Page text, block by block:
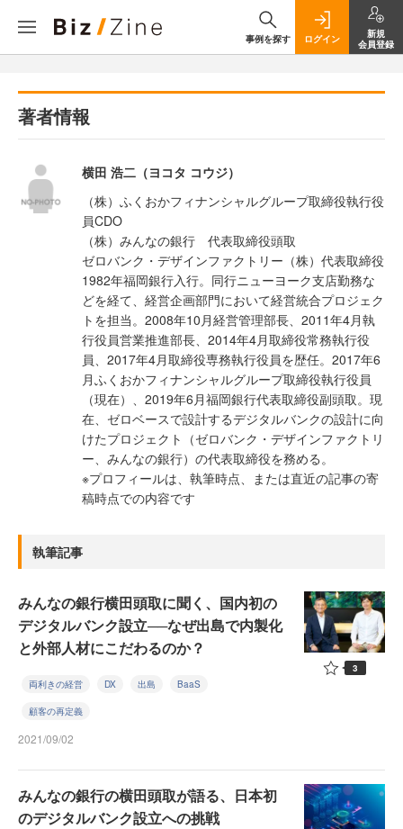
事例を探す ログイン
新規
会員登録
著者情報
横田 浩二（ヨコタ コウジ）
（株）ふくおかフィナンシャルグループ取締役執行役
員CDO
（株）みんなの銀行 代表取締役頭取
ゼロバンク・デザインファクトリー（株）代表取締役
1982年福岡銀行入行。同行ニューヨーク支店勤務な
どを経て、経営企画部門において経営統合プロジェク
トを担当。2008年10月経営管理部長、2011年4月執
行役員営業推進部長、2014年4月取締役常務執行役
員、2017年4月取締役専務執行役員を歴任。2017年6
月ふくおかフィナンシャルグループ取締役執行役員
（現在）、2019年6月福岡銀行代表取締役副頭取。現
在、ゼロベースで設計するデジタルバンクの設計に向
けたプロジェクト（ゼロバンク・デザインファクトリ
ー、みんなの銀行）の代表取締役を務める。
※プロフィールは、執筆時点、または直近の記事の寄
稿時点での内容です
執筆記事
みんなの銀行横田頭取に聞く、国内初の
デジタルバンク設立──なぜ出島で内製化
と外部人材にこだわるのか？
両利きの経営 DX 出島 BaaS
顧客の再定義
2021/09/02
3
みんなの銀行の横田頭取が語る、日本初
のデジタルバンク設立への挑戦